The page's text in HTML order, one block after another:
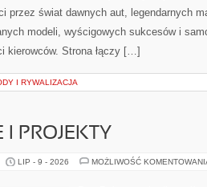
przez świat dawnych aut, legendarnych
modeli, wyścigowych sukcesów i
kierowców. Strona łączy […]
I RYWALIZACJA
I PROJEKTY
LIP - 9 - 2026 MOŻLIWOŚĆ